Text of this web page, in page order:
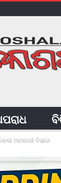
ଅବକାରୀ ବିଭାଗ